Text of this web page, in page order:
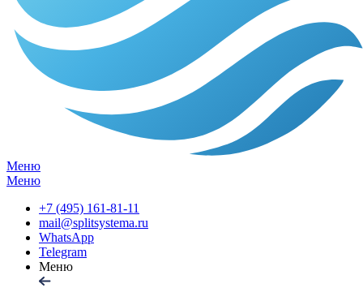
Меню
Меню
+7 (495) 161-81-11
mail@splitsystema.ru
WhatsApp
Telegram
Меню